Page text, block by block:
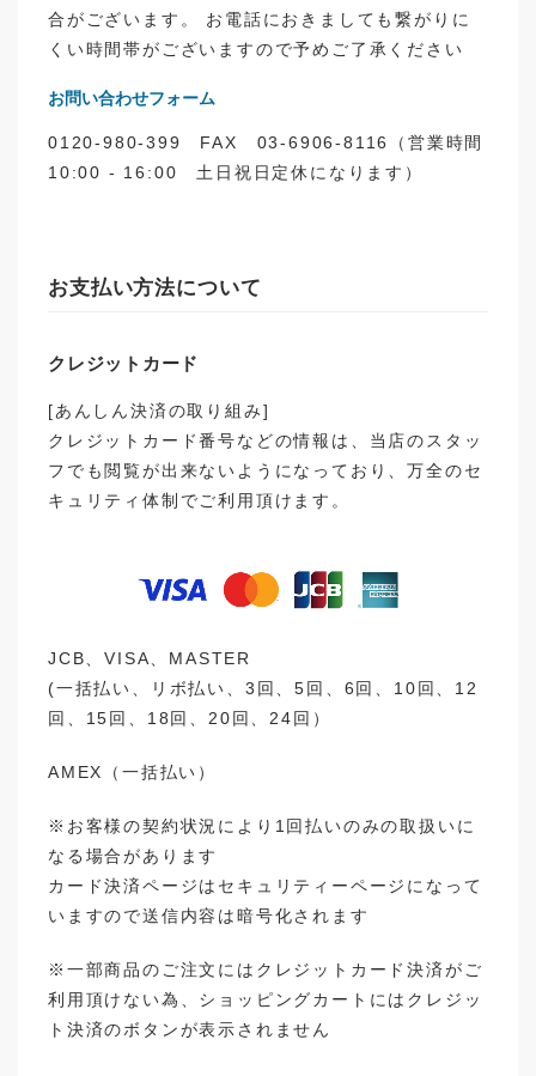
合がございます。 お電話におきましても繋がりに
くい時間帯がございますので予めご了承ください
お問い合わせフォーム
0120-980-399 FAX 03-6906-8116（営業時間
10:00 - 16:00 土日祝日定休になります）
お支払い方法について
クレジットカード
[あんしん決済の取り組み]
クレジットカード番号などの情報は、当店のスタッ
フでも閲覧が出来ないようになっており、万全のセ
キュリティ体制でご利用頂けます。
JCB、VISA、MASTER
(一括払い、リボ払い、3回、5回、6回、10回、12
回、15回、18回、20回、24回）
AMEX（一括払い）
※お客様の契約状況により1回払いのみの取扱いに
なる場合があります
カード決済ページはセキュリティーページになって
いますので送信内容は暗号化されます
※一部商品のご注文にはクレジットカード決済がご
利用頂けない為、ショッピングカートにはクレジッ
ト決済のボタンが表示されません